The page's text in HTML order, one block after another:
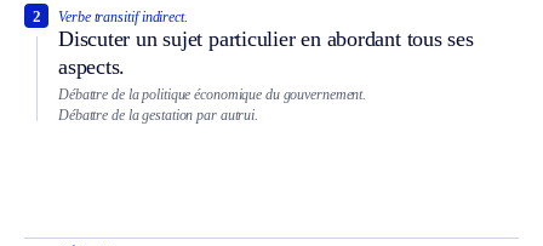
Verbe transitif indirect.
Discuter un sujet particulier en abordant tous ses
aspects.
2
Débattre de la politique économique du gouvernement.
Débattre de la gestation par autrui.